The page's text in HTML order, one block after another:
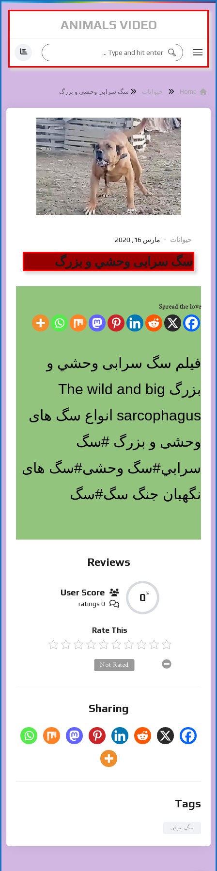
ANIMALS VIDEO
حیوانات سگ سرابی وحشي و بزرگ
حیوانات مارس 16, 2020
سگ سرابی وحشي و بزرگ
Spread the love
فیلم سگ سرابی وحشي و
بزرگ The wild and big
sarcophagus انواع سگ های
وحشی و بزرگ #سگ
سرابي#سگ وحشی#سگ های
نگهبان جنگ سگ#سگ
Reviews
0%
User Score
0 ratings
Rate This
Not Rated
Sharing
Tags
سگ سرابی